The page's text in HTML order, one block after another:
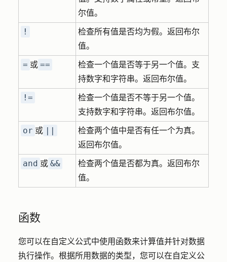
尔值。
!
检查所有值是否均为假。返回布尔
值。
= 或 ==
检查一个值是否等于另一个值。支
持数字和字符串。返回布尔值。
!=
检查一个值是否不等于另一个值。
支持数字和字符串。返回布尔值。
or 或 ||
检查两个值中是否有任一个为真。
返回布尔值。
and 或 &&
检查两个值是否都为真。返回布尔
值。
函数
您可以在自定义公式中使用函数来计算值并针对数据
执行操作。根据所用数据的类型，您可以在自定义公